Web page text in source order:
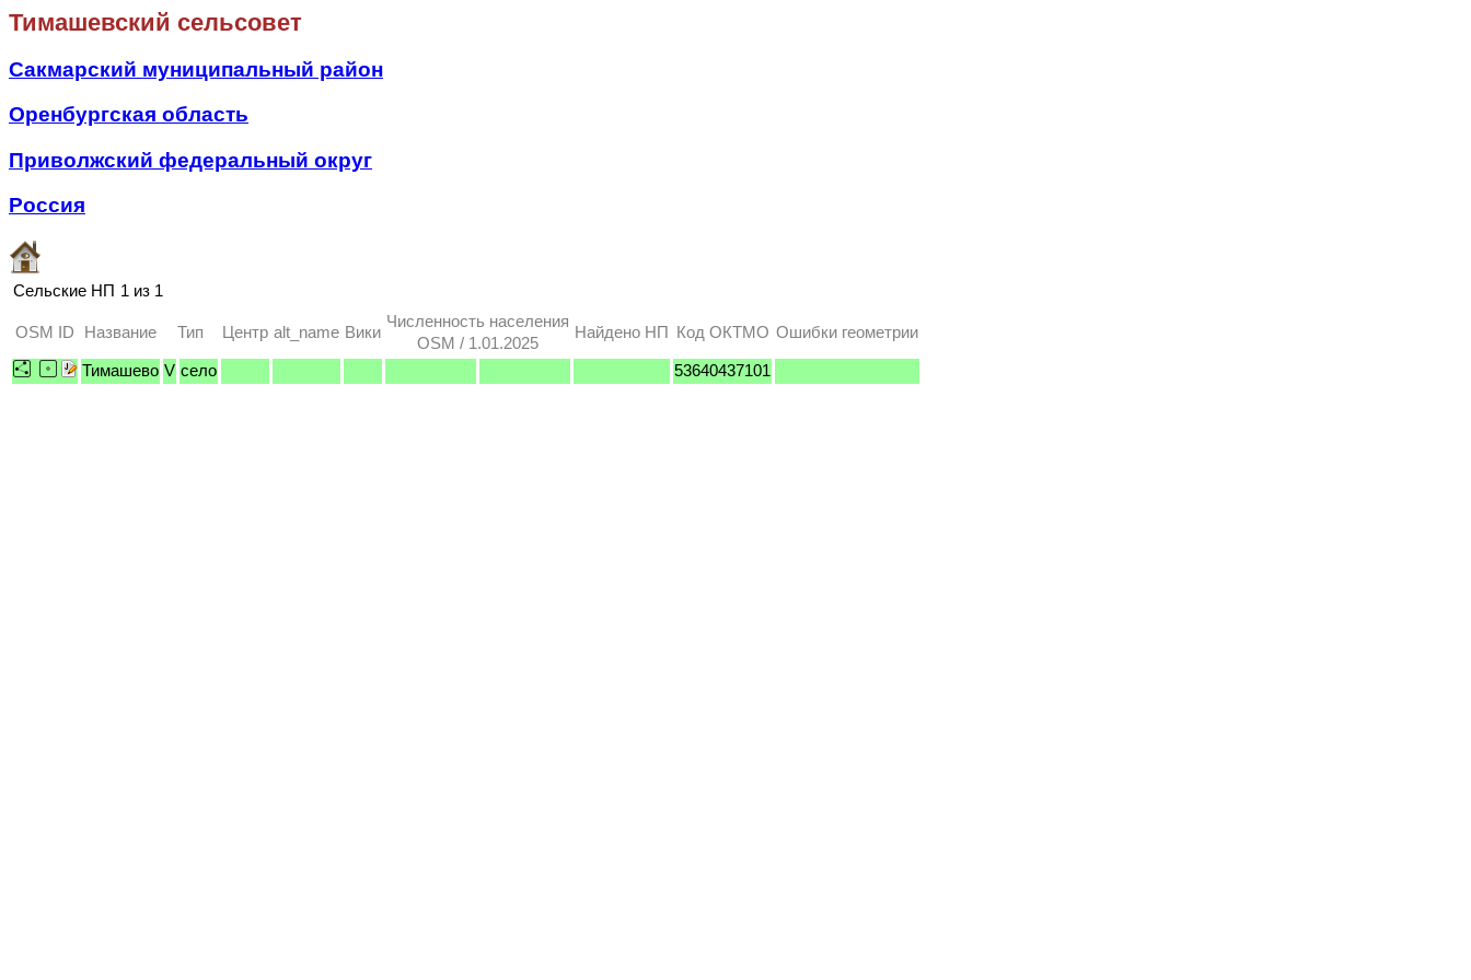
Тимашевский сельсовет
Сакмарский муниципальный район
Оренбургская область
Приволжский федеральный округ
Россия
Сельские НП 1 из 1
OSM ID Название Тип Центр alt_name Вики
Численность населения
OSM / 1.01.2025
Найдено НП Код ОКТМО Ошибки геометрии
Тимашево V село 53640437101